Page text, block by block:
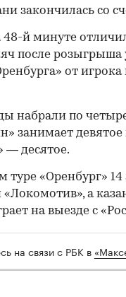
закончилась со
48-й минуте
после розыгрыша
от игрока
00:00 / 00:00
набрали по
занимает
— десятое.
туре «Оренбург» 14
а
на выезде с
на связи с РБК в